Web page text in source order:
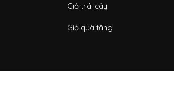
Giỏ trái cây
Giỏ quà tặng